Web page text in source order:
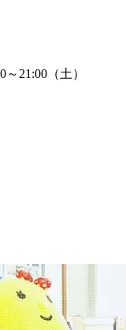
21:00（土）